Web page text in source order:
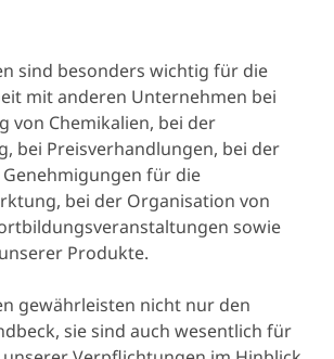
sind besonders wichtig für die
mit anderen Unternehmen bei
von Chemikalien, bei der
bei Preisverhandlungen, bei der
für die
bei der Organisation von
sowie
Produkte.
gewährleisten nicht nur den
sie sind auch wesentlich für